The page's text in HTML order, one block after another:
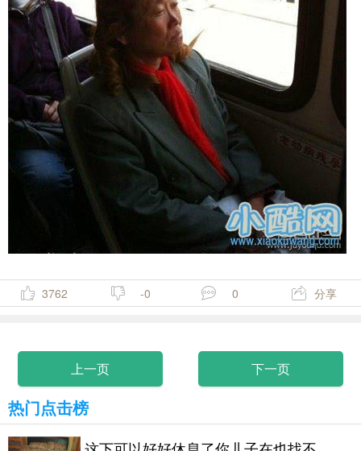
3762 -0 0 分享
上一页 下一页
热门点击榜